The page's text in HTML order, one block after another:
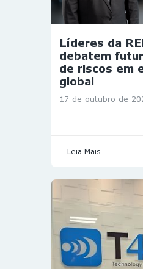
Líderes da
debatem
de riscos em
global
17 de outubro de
Leia Mais